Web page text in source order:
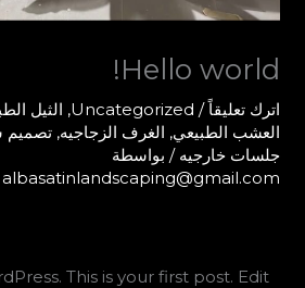
Hello world!
اترك تعليقاً /
Uncategorized
, الثيل
العشب الطبيعي, الغرف الزجاجيه,تصميم
جلسات خارجيه / بواسطة
albasatinlandscaping@gmail.com
This is your first post. Edit